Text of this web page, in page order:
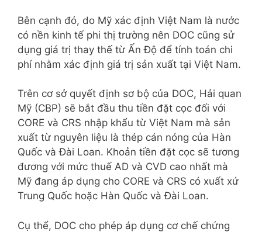
Bên cạnh đó, do Mỹ xác định Việt Nam là nước
có nền kinh tế phi thị trường nên DOC cũng sử
dụng giá trị thay thế từ Ấn Độ để tính toán chi
phí nhằm xác định giá trị sản xuất tại Việt Nam.
Trên cơ sở quyết định sơ bộ của DOC, Hải quan
Mỹ (CBP) sẽ bắt đầu thu tiền đặt cọc đối với
CORE và CRS nhập khẩu từ Việt Nam mà sản
xuất từ nguyên liệu là thép cán nóng của Hàn
Quốc và Đài Loan. Khoản tiền đặt cọc sẽ tương
đương với mức thuế AD và CVD cao nhất mà
Mỹ đang áp dụng cho CORE và CRS có xuất xứ
Trung Quốc hoặc Hàn Quốc và Đài Loan.
Cụ thể, DOC cho phép áp dụng cơ chế chứng